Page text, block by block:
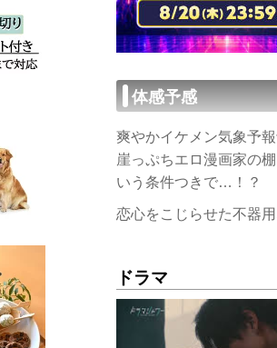
体感予感
爽やかイケメン気象予
崖っぷちエロ漫画家の
いう条件つきで…！？
恋心をこじらせた不器
ドラマ